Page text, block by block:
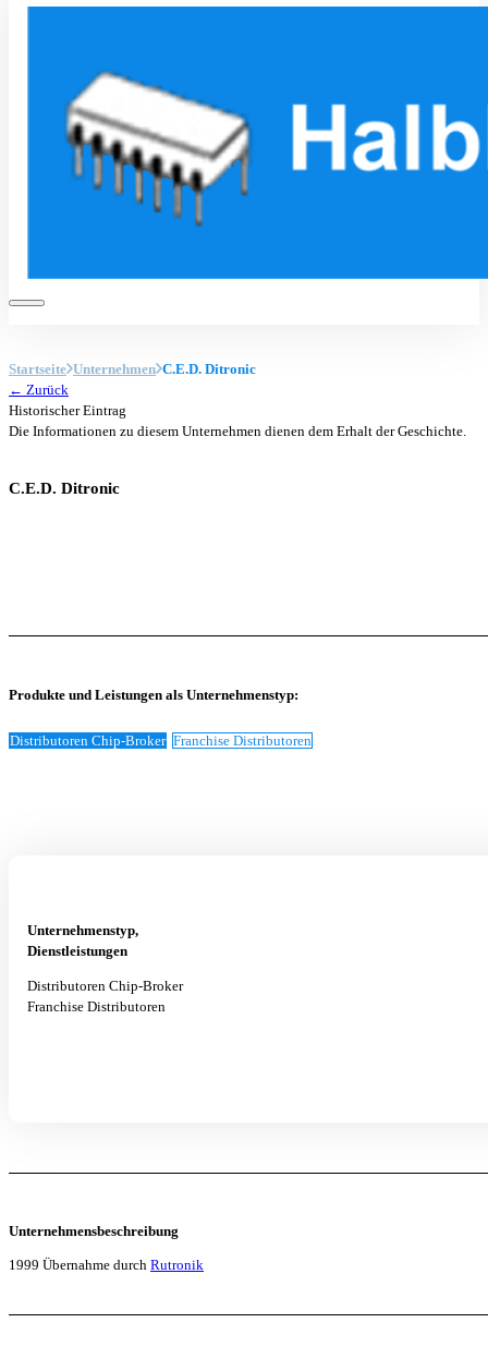
Startseite Unternehmen C.E.D. Ditronic
← Zurück
Historischer Eintrag
Die Informationen zu diesem Unternehmen dienen dem Erhalt der Geschichte.
C.E.D. Ditronic
Produkte und Leistungen als Unternehmenstyp:
Distributoren Chip-Broker Franchise Distributoren
Unternehmenstyp,
Dienstleistungen
Distributoren Chip-Broker
Franchise Distributoren
Unternehmensbeschreibung
1999 Übernahme durch Rutronik